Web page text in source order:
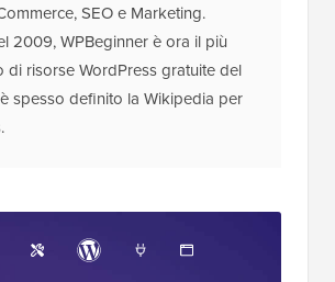
SEO e Marketing.
2009, WPBeginner è ora il più
di risorse WordPress gratuite del
spesso definito la Wikipedia per